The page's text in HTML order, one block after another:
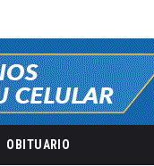
OBITUARIO